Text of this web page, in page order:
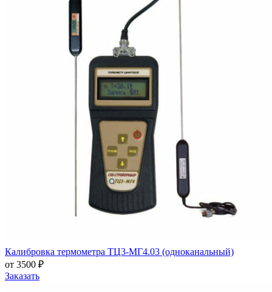
Калибровка термометра ТЦ3-МГ4.03 (одноканальный)
от 3500 ₽
Заказать